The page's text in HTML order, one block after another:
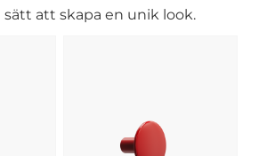
att skapa en unik look.